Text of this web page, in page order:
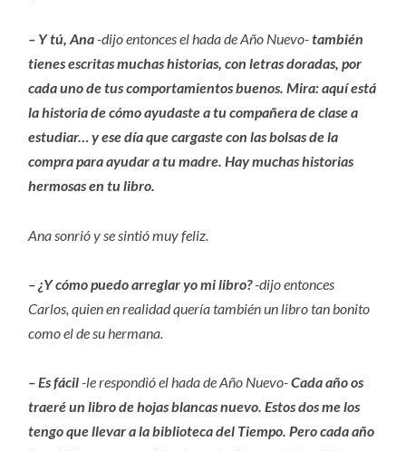
– Y tú, Ana-dijo entonces el hada de Año Nuevo-también
tienes escritas muchas historias, con letras doradas, por
cada uno de tus comportamientos buenos. Mira: aquí está
la historia de cómo ayudaste a tu compañera de clase a
estudiar… y ese día que cargaste con las bolsas de la
compra para ayudar a tu madre. Hay muchas historias
hermosas en tu libro.
Ana sonrió y se sintió muy feliz.
– ¿Y cómo puedo arreglar yo mi libro?-dijo entonces
Carlos, quien en realidad quería también un libro tan bonito
como el de su hermana.
– Es fácil-le respondió el hada de Año Nuevo-Cada año os
traeré un libro de hojas blancas nuevo. Estos dos me los
tengo que llevar a la biblioteca del Tiempo. Pero cada año